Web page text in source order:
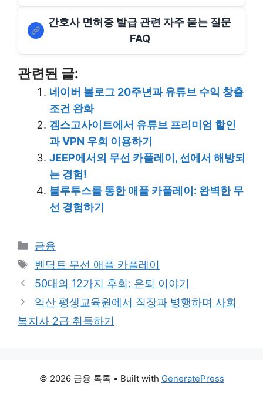
간호사 면허증 발급 관련 자주 묻는 질문
FAQ
관련된 글:
네이버 블로그 20주년과 유튜브 수익 창출
조건 완화
겜스고사이트에서 유튜브 프리미엄 할인
과 VPN 우회 이용하기
JEEP에서의 무선 카플레이, 선에서 해방되
는 경험!
블루투스를 통한 애플 카플레이: 완벽한 무
선 경험하기
Categories
금융
Tags
벤딕트 무선 애플 카플레이
50대의 12가지 후회: 은퇴 이야기
익산 평생교육원에서 직장과 병행하며 사회
복지사 2급 취득하기
© 2026 금융 톡톡 • Built with GeneratePress